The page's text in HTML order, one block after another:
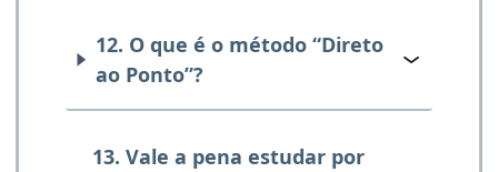
12. O que é o método “Direto
ao Ponto”?
13. Vale a pena estudar por